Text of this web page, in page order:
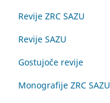
Revije ZRC SAZU
Revije SAZU
Gostujoče revije
Monografije ZRC SAZU